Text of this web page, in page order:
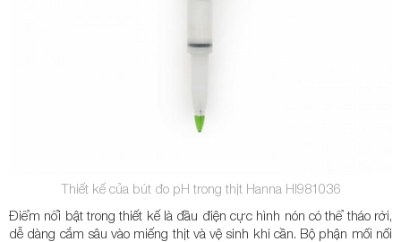
Thiết kế của bút đo pH trong thịt Hanna HI981036
Điểm nổi bật trong thiết kế là đầu điện cực hình nón có thể tháo rời,
dễ dàng cắm sâu vào miếng thịt và vệ sinh khi cần. Bộ phận mối nối